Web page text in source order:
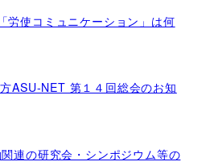
労使コミュニケーション」は何
ASU-NET 第１４回総会のお知
連の研究会・シンポジウム等の